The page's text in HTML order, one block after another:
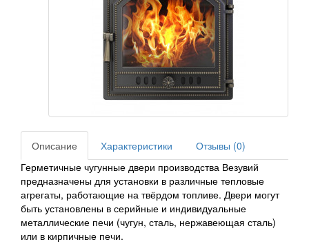
Описание Характеристики
Отзывы (0)
Герметичные чугунные двери производства Везувий
предназначены для установки в различные тепловые
агрегаты, работающие на твёрдом топливе. Двери могут
быть установлены в серийные и индивидуальные
металлические печи (чугун, сталь, нержавеющая сталь)
или в кирпичные печи.